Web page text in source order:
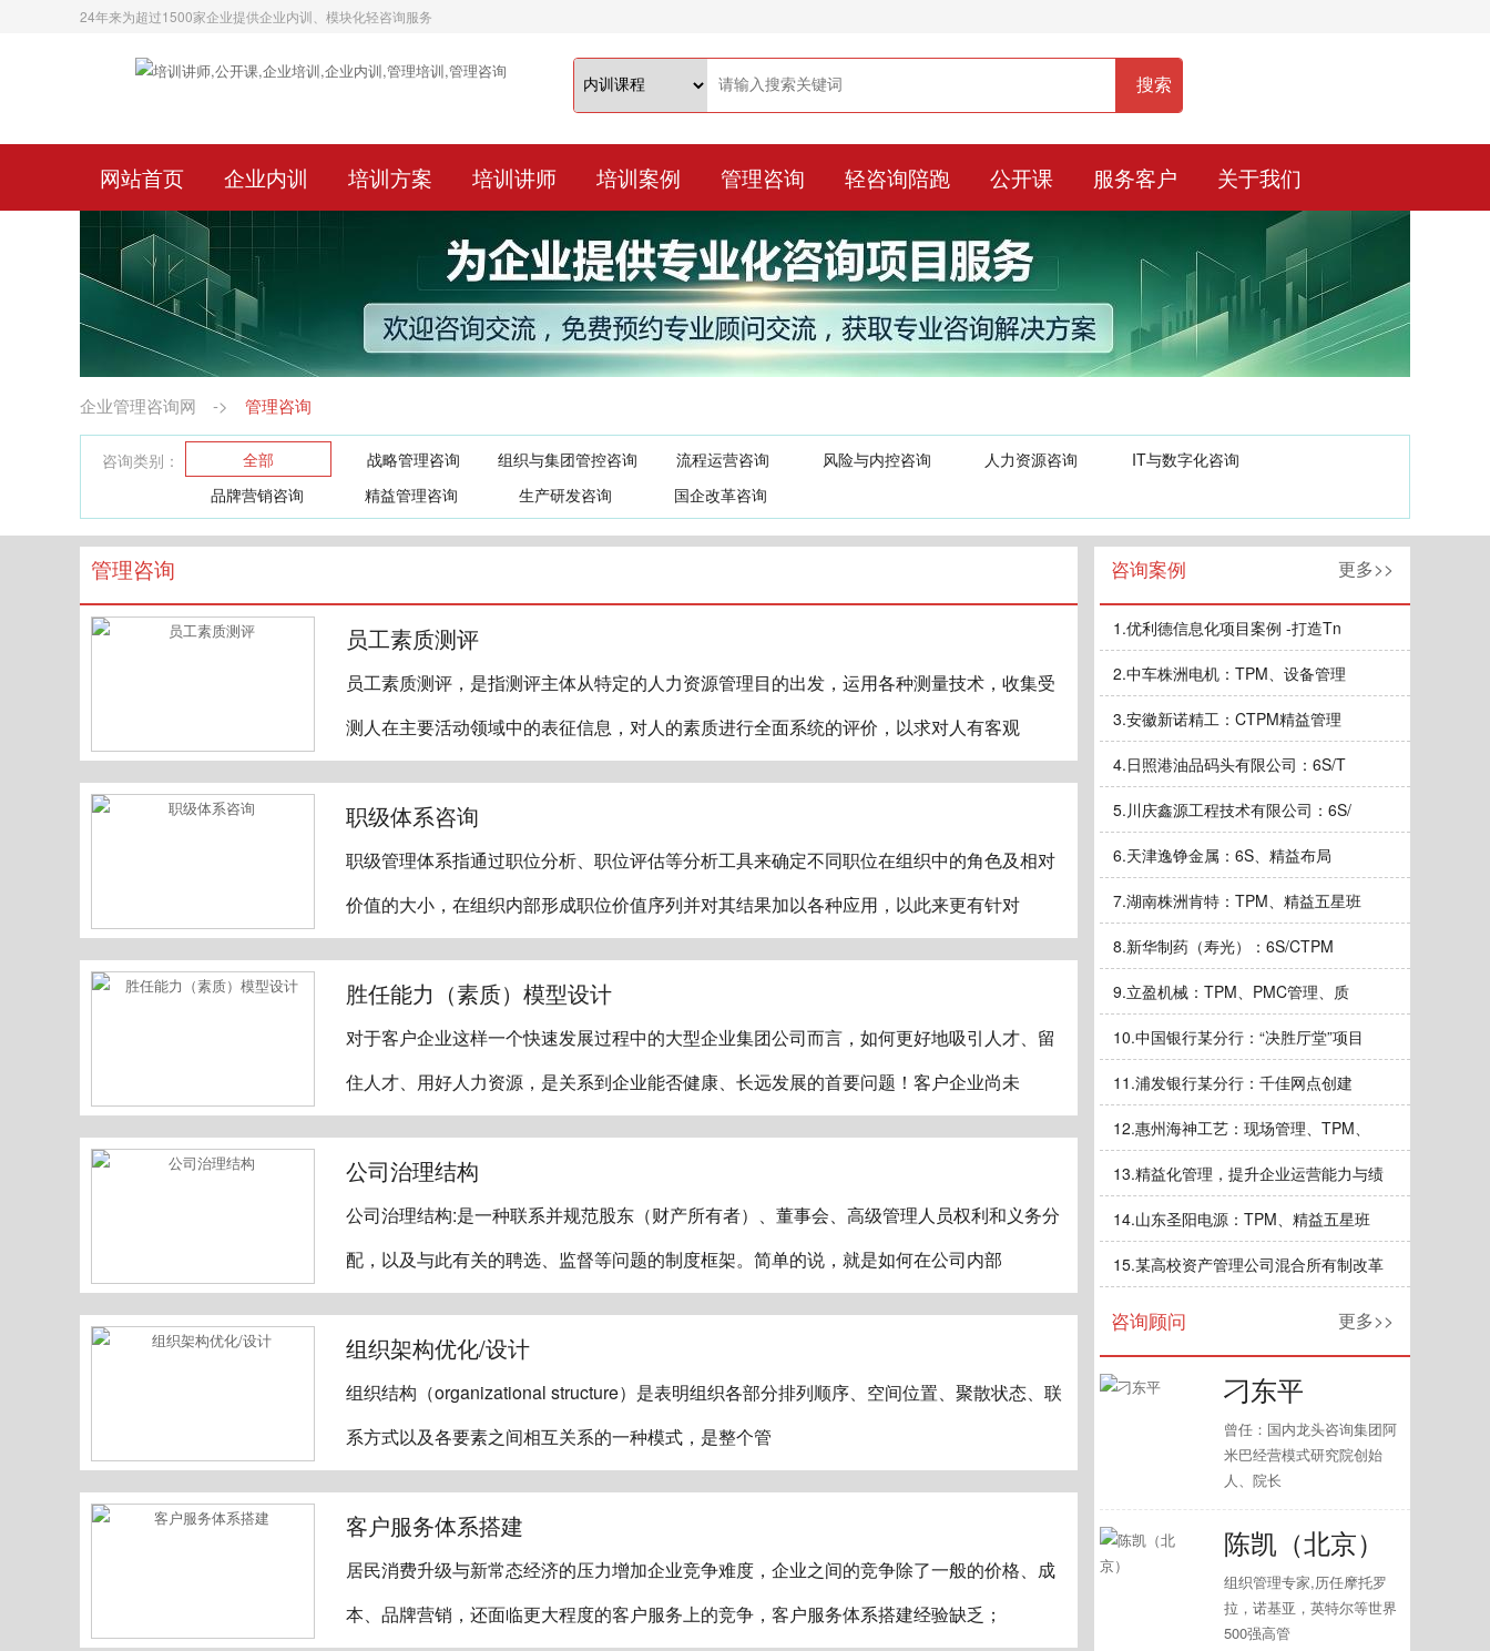
24年来为超过1500家企业提供企业内训、模块化轻咨询服务
服务热线：400-0900-836
网站首页 企业内训 培训方案 培训讲师 培训案例 管理咨询 轻咨询陪跑 公开课 服务客户 关于我们
企业管理咨询网 -> 管理咨询
咨询类别： 全部 战略管理咨询 组织与集团管控咨询 流程运营咨询 风险与内控咨询 人力资源咨询
IT与数字化咨询
品牌营销咨询
精益管理咨询 生产研发咨询 国企改革咨询
管理咨询
员工素质测评
员工素质测评，是指测评主体从特定的人力资源管理目的出发，运用各种测量技术，收集受
测人在主要活动领域中的表征信息，对人的素质进行全面系统的评价，以求对人有客观
职级体系咨询
职级管理体系指通过职位分析、职位评估等分析工具来确定不同职位在组织中的角色及相对
价值的大小，在组织内部形成职位价值序列并对其结果加以各种应用，以此来更有针对
胜任能力（素质）模型设计
对于客户企业这样一个快速发展过程中的大型企业集团公司而言，如何更好地吸引人才、留
住人才、用好人力资源，是关系到企业能否健康、长远发展的首要问题！客户企业尚未
公司治理结构
公司治理结构:是一种联系并规范股东（财产所有者）、董事会、高级管理人员权利和义务分
配，以及与此有关的聘选、监督等问题的制度框架。简单的说，就是如何在公司内部
组织架构优化/设计
组织结构（organizational structure）是表明组织各部分排列顺序、空间位置、聚散状态、联
系方式以及各要素之间相互关系的一种模式，是整个管
客户服务体系搭建
居民消费升级与新常态经济的压力增加企业竞争难度，企业之间的竞争除了一般的价格、成
本、品牌营销，还面临更大程度的客户服务上的竞争，客户服务体系搭建经验缺乏；
咨询案例 更多>>
1.优利德信息化项目案例 -打造Tn
2.中车株洲电机：TPM、设备管理
3.安徽新诺精工：CTPM精益管理
4.日照港油品码头有限公司：6S/T
5.川庆鑫源工程技术有限公司：6S/
6.天津逸铮金属：6S、精益布局
7.湖南株洲肯特：TPM、精益五星班
8.新华制药（寿光）：6S/CTPM
9.立盈机械：TPM、PMC管理、质
10.中国银行某分行：“决胜厅堂”项目
11.浦发银行某分行：千佳网点创建
12.惠州海神工艺：现场管理、TPM、
13.精益化管理，提升企业运营能力与绩
14.山东圣阳电源：TPM、精益五星班
15.某高校资产管理公司混合所有制改革
咨询顾问 更多>>
刁东平
曾任：国内龙头咨询集团阿
米巴经营模式研究院创始
人、院长
陈凯（北京）
组织管理专家,历任摩托罗
拉，诺基亚，英特尔等世界
500强高管